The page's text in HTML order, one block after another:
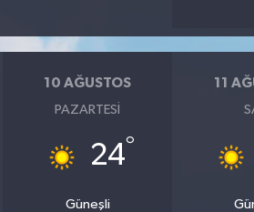
10 AĞUSTOS
PAZARTESI
24°
Güneşli
11